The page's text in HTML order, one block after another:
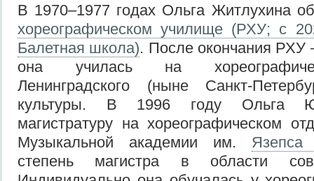
В 1970–1977 годах Ольга Житлухина
хореографическом училище (РХУ; с
Балетная школа). После окончания РХУ
она училась на
Ленинградского (ныне Санкт-
культуры. В 1996 году Ольга
магистратуру на хореографическом
Музыкальной академии им. Язепcа
степень магистра в области